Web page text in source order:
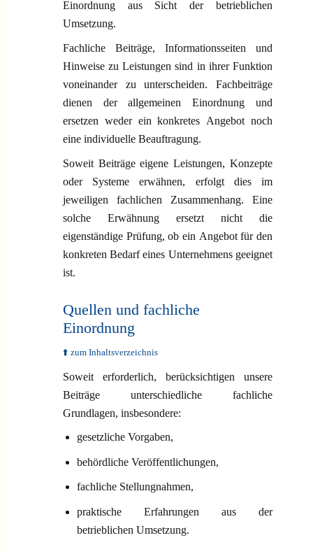
Einordnung aus Sicht der betrieblichen
Umsetzung.
Fachliche Beiträge, Informationsseiten und
Hinweise zu Leistungen sind in ihrer Funktion
voneinander zu unterscheiden. Fachbeiträge
dienen der allgemeinen Einordnung und
ersetzen weder ein konkretes Angebot noch
eine individuelle Beauftragung.
Soweit Beiträge eigene Leistungen, Konzepte
oder Systeme erwähnen, erfolgt dies im
jeweiligen fachlichen Zusammenhang. Eine
solche Erwähnung ersetzt nicht die
eigenständige Prüfung, ob ein Angebot für den
konkreten Bedarf eines Unternehmens geeignet
ist.
Quellen und fachliche
Einordnung
⬆️ zum Inhaltsverzeichnis
Soweit erforderlich, berücksichtigen unsere
Beiträge unterschiedliche fachliche
Grundlagen, insbesondere:
gesetzliche Vorgaben,
behördliche Veröffentlichungen,
fachliche Stellungnahmen,
praktische Erfahrungen aus der
betrieblichen Umsetzung.